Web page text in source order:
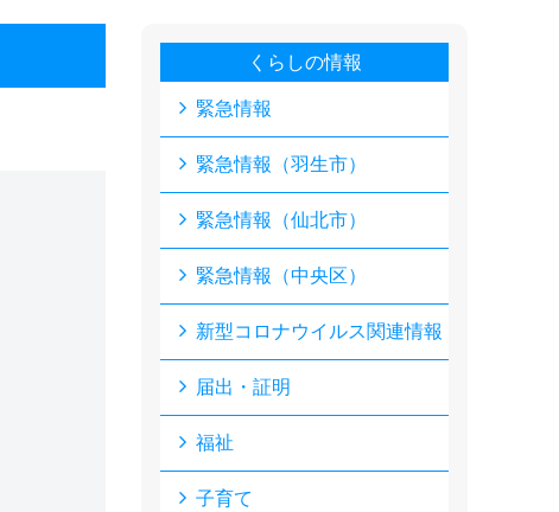
くらしの情報
緊急情報
緊急情報（羽生市）
緊急情報（仙北市）
緊急情報（中央区）
新型コロナウイルス関連情報
届出・証明
福祉
子育て